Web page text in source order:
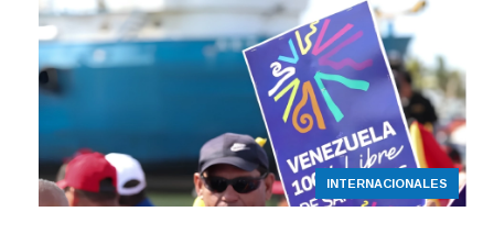
INTERNACIONALES